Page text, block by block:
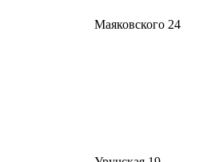
Маяковского 24